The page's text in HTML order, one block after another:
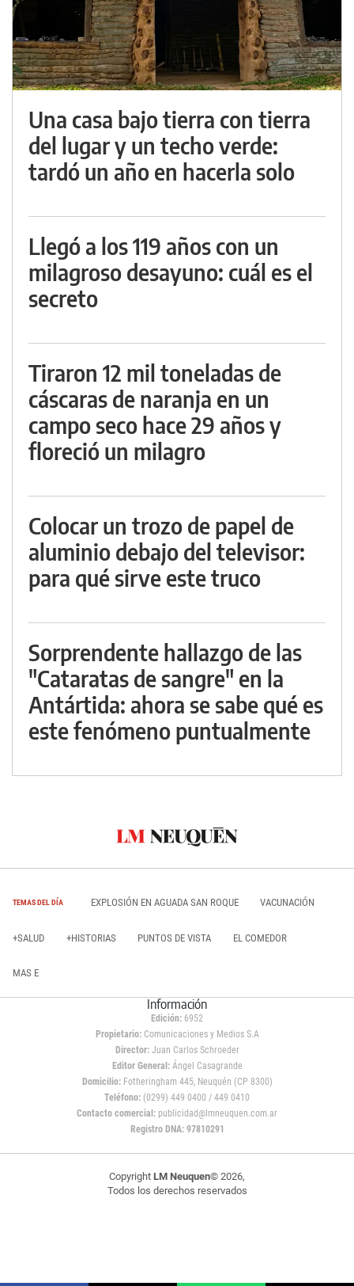
Una casa bajo tierra con tierra
del lugar y un techo verde:
tardó un año en hacerla solo
Llegó a los 119 años con un
milagroso desayuno: cuál es el
secreto
Tiraron 12 mil toneladas de
cáscaras de naranja en un
campo seco hace 29 años y
floreció un milagro
Colocar un trozo de papel de
aluminio debajo del televisor:
para qué sirve este truco
Sorprendente hallazgo de las
"Cataratas de sangre" en la
Antártida: ahora se sabe qué es
este fenómeno puntualmente
TEMAS DEL DÍA EXPLOSIÓN EN AGUADA SAN ROQUE VACUNACIÓN
+SALUD +HISTORIAS PUNTOS DE VISTA EL COMEDOR
MAS E
Información
Edición: 6952
Propietario:Comunicaciones y Medios S.A
Director: Juan Carlos Schroeder
Editor General:Ángel Casagrande
Domicilio:Fotheringham 445, Neuquén (CP 8300)
Teléfono: (0299) 449 0400 / 449 0410
Contacto comercial: publicidad@lmneuquen.com.ar
Registro DNA: 97810291
Copyright LM Neuquen© 2026,
Todos los derechos reservados